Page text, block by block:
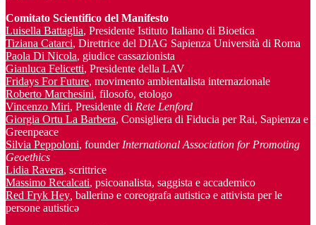
Comitato Scientifico del Manifesto
Luisella Battaglia, Presidente Istituto Italiano di Bioetica
Tiziana Catarci, Direttrice del DIAG Sapienza Università di Roma
Paola Di Nicola, giudice cassazionista
Gianluca Felicetti, Presidente della LAV
Fridays For Future, movimento ambientalista internazionale
Roberto Marchesini, filosofo, etologo
Vincenzo Miri, Presidente di Rete Lenford
Giorgia Ortu La Barbera, Consigliera di Fiducia per Rai, Sapienza e
Greenpeace
Silvia Peppoloni, founder International Association for Promoting
Geoethics
Lidia Ravera, scrittrice
Massimo Recalcati, psicoanalista, saggista e accademico
Red Fryk Hey ballerinə e coreografa autisticə e attivista per le
persone autisticə